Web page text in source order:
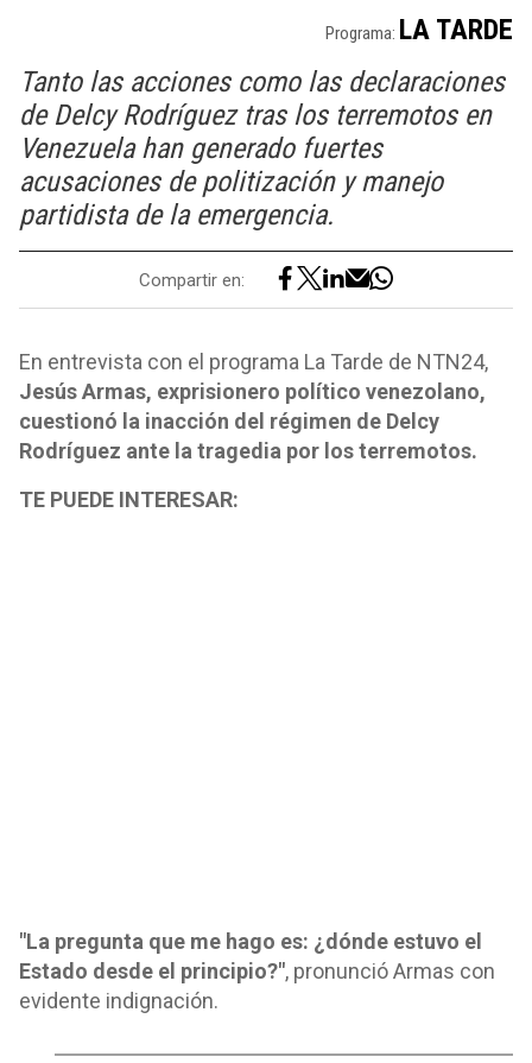
Programa: LA TARDE
Tanto las acciones como las declaraciones
de Delcy Rodríguez tras los terremotos en
Venezuela han generado fuertes
acusaciones de politización y manejo
partidista de la emergencia.
Compartir en:
En entrevista con el programa La Tarde de NTN24,
Jesús Armas, exprisionero político venezolano,
cuestionó la inacción del régimen de Delcy
Rodríguez ante la tragedia por los terremotos.
TE PUEDE INTERESAR:
"La pregunta que me hago es: ¿dónde estuvo el
Estado desde el principio?", pronunció Armas con
evidente indignación.